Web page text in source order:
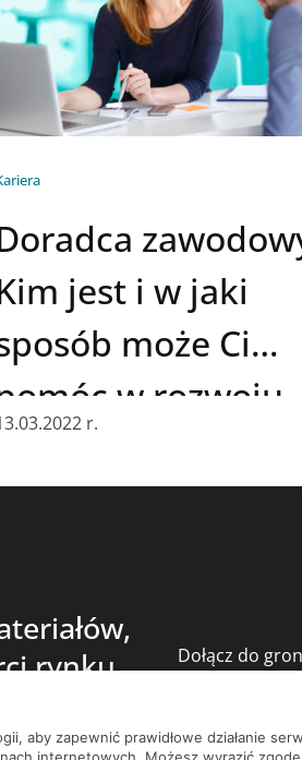
jest i w jaki
może Ci
w rozwoju
r.
rynku
Dołącz do
aby zapewnić prawidłowe działanie